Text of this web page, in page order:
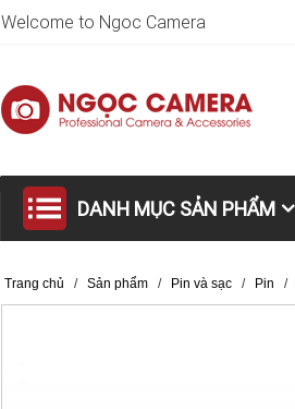
Welcome to Ngoc Camera
DANH MỤC SẢN PHẨM
Trang chủ / Sản phẩm / Pin và sạc / Pin /